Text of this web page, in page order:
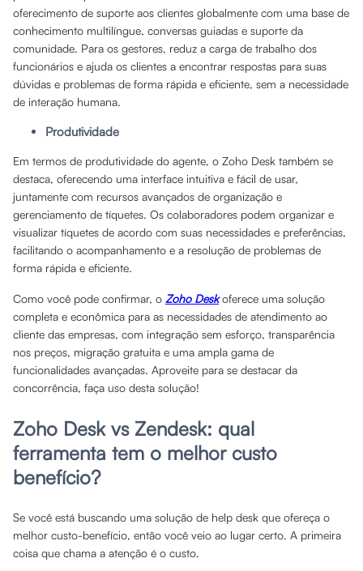
oferecimento de suporte aos clientes globalmente com uma base de
conhecimento multilíngue, conversas guiadas e suporte da
comunidade. Para os gestores, reduz a carga de trabalho dos
funcionários e ajuda os clientes a encontrar respostas para suas
dúvidas e problemas de forma rápida e eficiente, sem a necessidade
de interação humana.
Produtividade
Em termos de produtividade do agente, o Zoho Desk também se
destaca, oferecendo uma interface intuitiva e fácil de usar,
juntamente com recursos avançados de organização e
gerenciamento de tíquetes. Os colaboradores podem organizar e
visualizar tíquetes de acordo com suas necessidades e preferências,
facilitando o acompanhamento e a resolução de problemas de
forma rápida e eficiente.
Como você pode confirmar, o Zoho Desk oferece uma solução
completa e econômica para as necessidades de atendimento ao
cliente das empresas, com integração sem esforço, transparência
nos preços, migração gratuita e uma ampla gama de
funcionalidades avançadas. Aproveite para se destacar da
concorrência, faça uso desta solução!
Zoho Desk vs Zendesk: qual
ferramenta tem o melhor custo
benefício?
Se você está buscando uma solução de help desk que ofereça o
melhor custo-benefício, então você veio ao lugar certo. A primeira
coisa que chama a atenção é o custo.